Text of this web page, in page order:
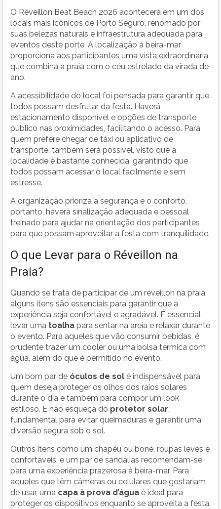
O Réveillon Beat Beach 2026 acontecerá em um dos
locais mais icônicos de Porto Seguro, renomado por
suas belezas naturais e infraestrutura adequada para
eventos deste porte. A localização à beira-mar
proporciona aos participantes uma vista extraordinária
que combina a praia com o céu estrelado da virada de
ano.
A acessibilidade do local foi pensada para garantir que
todos possam desfrutar da festa. Haverá
estacionamento disponível e opções de transporte
público nas proximidades, facilitando o acesso. Para
quem prefere chegar de táxi ou aplicativo de
transporte, também será possível, visto que a
localidade é bastante conhecida, garantindo que
todos possam acessar o local facilmente e sem
estresse.
A organização prioriza a segurança e o conforto,
portanto, haverá sinalização adequada e pessoal
treinado para ajudar na orientação dos participantes
para que possam aproveitar a festa com tranquilidade.
O que Levar para o Réveillon na
Praia?
Quando se trata de participar de um réveillon na praia,
alguns itens são essenciais para garantir que a
experiência seja confortável e agradável. É essencial
levar uma toalha para sentar na areia e relaxar durante
o evento. Para aqueles que vão consumir bebidas, é
prudente trazer um cooler ou uma bolsa térmica com
água, além do que é permitido no evento.
Um bom par de óculos de sol é indispensável para
quem deseja proteger os olhos dos raios solares
durante o dia e também para compor um look
estiloso. E não esqueça do protetor solar,
fundamental para evitar queimaduras e garantir uma
diversão segura sob o sol.
Outros itens como um chapéu ou boné, roupas leves e
confortáveis, e um par de sandálias recomendam-se
para uma experiência prazerosa à beira-mar. Para
aqueles que têm câmeras ou celulares que gostariam
de usar, uma capa à prova d’água é ideal para
proteger os dispositivos enquanto se aproveita a festa.